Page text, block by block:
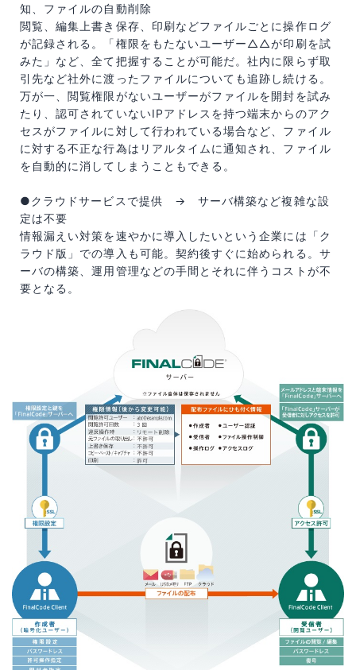
知、ファイルの自動削除
閲覧、編集上書き保存、印刷などファイルごとに操作ログ
が記録される。「権限をもたないユーザー△△が印刷を試
みた」など、全て把握することが可能だ。社内に限らず取
引先など社外に渡ったファイルについても追跡し続ける。
万が一、閲覧権限がないユーザーがファイルを開封を試み
たり、認可されていないIPアドレスを持つ端末からのアク
セスがファイルに対して行われている場合など、ファイル
に対する不正な行為はリアルタイムに通知され、ファイル
を自動的に消してしまうこともできる。
●クラウドサービスで提供 → サーバ構築など複雑な設
定は不要
情報漏えい対策を速やかに導入したいという企業には「ク
ラウド版」での導入も可能。契約後すぐに始められる。サ
ーバの構築、運用管理などの手間とそれに伴うコストが不
要となる。